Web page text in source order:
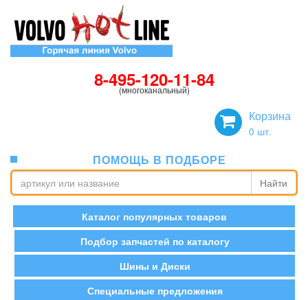
8-495-120-11-84
(многоканальный)
Корзина
0 шт.
ПОМОЩЬ В ПОДБОРЕ
Найти
Каталог популярных товаров
Подбор запчастей по каталогу
Шины и Диски
Специальные предложения